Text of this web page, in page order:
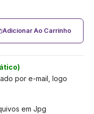
Adicionar Ao Carrinho
por e-mail, logo
em Jpg